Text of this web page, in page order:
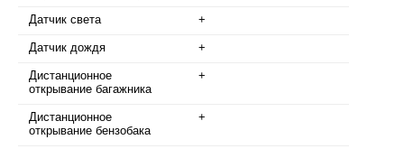
Датчик света +
Датчик дождя +
Дистанционное
открывание багажника
+
Дистанционное
открывание бензобака
+